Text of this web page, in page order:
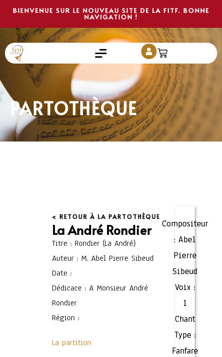
BIENVENUE SUR LE NOUVEAU SITE DE LA FITF. BONNE
NAVIGATION !
PARTOTHÈQUE
< RETOUR À LA PARTOTHÈQUE
La André Rondier
Titre : Rondier (La André)
Auteur : M. Abel Pierre Sibeud
Date :
Dédicace : A Monsieur André
Rondier
Région :
La partition
Compositeur
: Abel
Pierre
Sibeud
Voix :
1
Chant
Type :
Fanfare